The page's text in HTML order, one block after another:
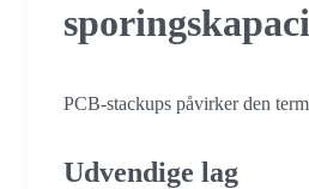
PCB-stackups påvirker den
Udvendige lag